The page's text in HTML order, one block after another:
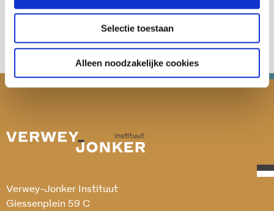
Selectie toestaan
Alleen noodzakelijke cookies
Verwey-Jonker Instituut
Giessenplein 59 C